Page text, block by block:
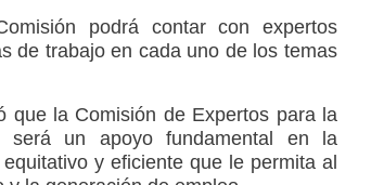
podrá contar con expertos
de trabajo en cada uno de los temas
que la Comisión de Expertos para la
será un apoyo fundamental en la
y eficiente que le permita al